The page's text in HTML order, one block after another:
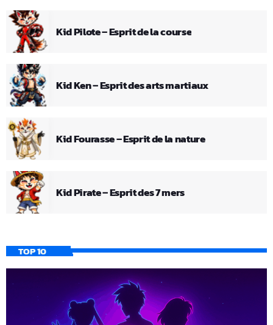
Kid Pilote – Esprit de la course
Kid Ken – Esprit des arts martiaux
Kid Fourasse – Esprit de la nature
Kid Pirate – Esprit des 7 mers
TOP 10